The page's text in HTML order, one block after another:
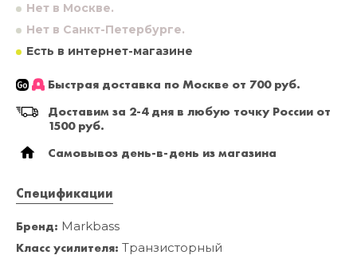
Нет в Москве.
Нет в Санкт-Петербурге.
Есть в интернет-магазине
Быстрая доставка по Москве от 700 руб.
Доставим за 2-4 дня в любую точку России от
1500 руб.
Самовывоз день-в-день из магазина
Спецификации
Бренд: Markbass
Класс усилителя: Транзисторный